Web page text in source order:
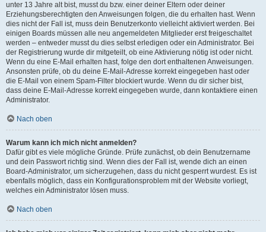
unter 13 Jahre alt bist, musst du bzw. einer deiner Eltern oder deiner
Erziehungsberechtigten den Anweisungen folgen, die du erhalten hast. Wenn
dies nicht der Fall ist, muss dein Benutzerkonto vielleicht aktiviert werden. Bei
einigen Boards müssen alle neu angemeldeten Mitglieder erst freigeschaltet
werden – entweder musst du dies selbst erledigen oder ein Administrator. Bei
der Registrierung wurde dir mitgeteilt, ob eine Aktivierung nötig ist oder nicht.
Wenn du eine E-Mail erhalten hast, folge den dort enthaltenen Anweisungen.
Ansonsten prüfe, ob du deine E-Mail-Adresse korrekt eingegeben hast oder
die E-Mail von einem Spam-Filter blockiert wurde. Wenn du dir sicher bist,
dass deine E-Mail-Adresse korrekt eingegeben wurde, dann kontaktiere einen
Administrator.
Nach oben
Warum kann ich mich nicht anmelden?
Dafür gibt es viele mögliche Gründe. Prüfe zunächst, ob dein Benutzername
und dein Passwort richtig sind. Wenn dies der Fall ist, wende dich an einen
Board-Administrator, um sicherzugehen, dass du nicht gesperrt wurdest. Es ist
ebenfalls möglich, dass ein Konfigurationsproblem mit der Website vorliegt,
welches ein Administrator lösen muss.
Nach oben